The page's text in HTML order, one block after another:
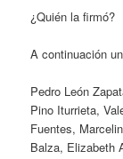
¿Quién la firmó?
A continuación
Pedro León
Pino Iturrieta,
Fuentes,
Balza, Elizabeth